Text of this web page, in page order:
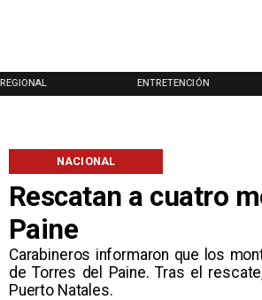
REGIONAL ENTRETENCIÓN
Rescatan a cuatro
Paine
Carabineros informaron que los
de Torres del Paine. Tras el
Puerto Natales.
NACIONAL